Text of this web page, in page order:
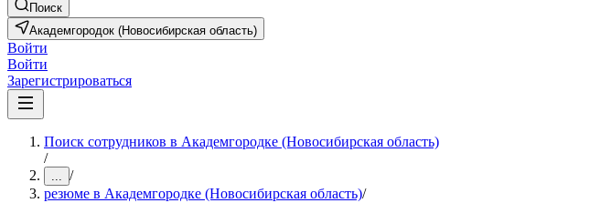
Поиск
Академгородок (Новосибирская область)
Войти
Войти
Зарегистрироваться
Поиск сотрудников в Академгородке (Новосибирская область)
/
... /
резюме в Академгородке (Новосибирская область)/